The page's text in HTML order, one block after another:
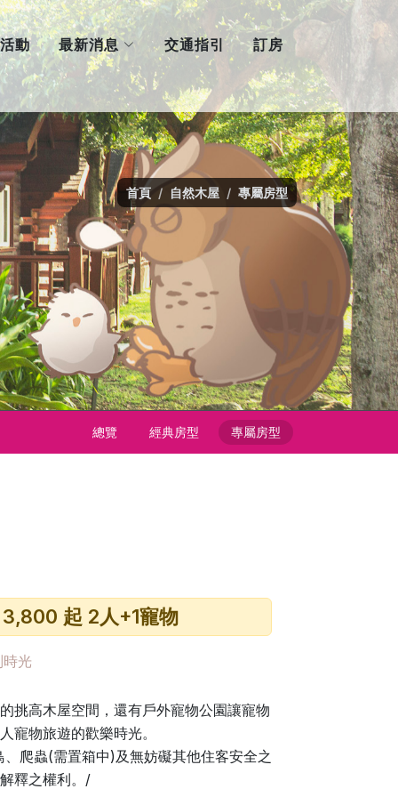
動 最新消息 交通指引 訂房
首頁 自然木屋 專屬房型
總覽 經典房型 專屬房型
起 2人+1寵物
光
挑高木屋空間，還有戶外寵物公園讓寵物
寵物旅遊的歡樂時光。
爬蟲(需置箱中)及無妨礙其他住客安全之
釋之權利。/